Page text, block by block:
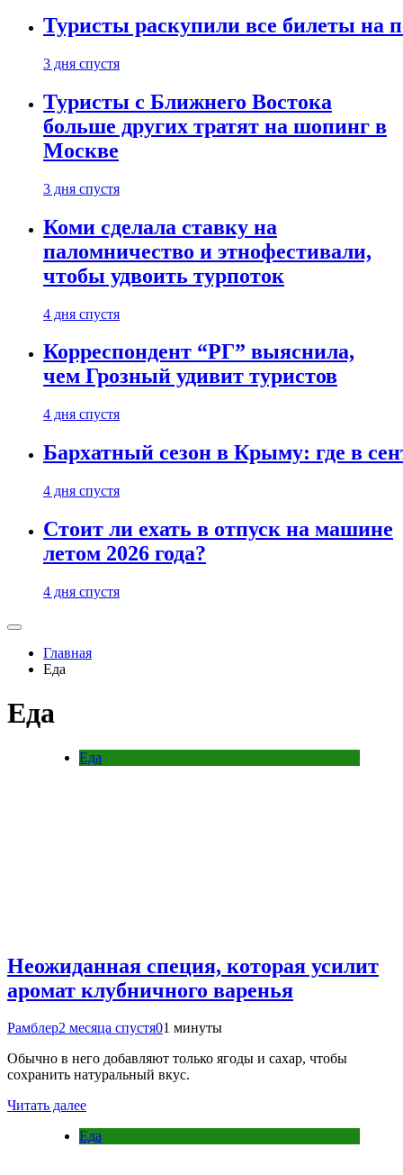
Туристы раскупили все билеты на
3 дня спустя
Туристы с Ближнего Востока
больше других тратят на шопинг в
Москве
3 дня спустя
Коми сделала ставку на
паломничество и этнофестивали,
чтобы удвоить турпоток
4 дня спустя
Корреспондент “РГ” выяснила,
чем Грозный удивит туристов
4 дня спустя
Бархатный сезон в Крыму: где в
4 дня спустя
Стоит ли ехать в отпуск на машине
летом 2026 года?
4 дня спустя
Главная
Еда
Еда
Еда
Неожиданная специя, которая усилит
аромат клубничного варенья
Рамблер2 месяца спустя01 минуты
Обычно в него добавляют только ягоды и сахар, чтобы
сохранить натуральный вкус.
Читать далее
Еда